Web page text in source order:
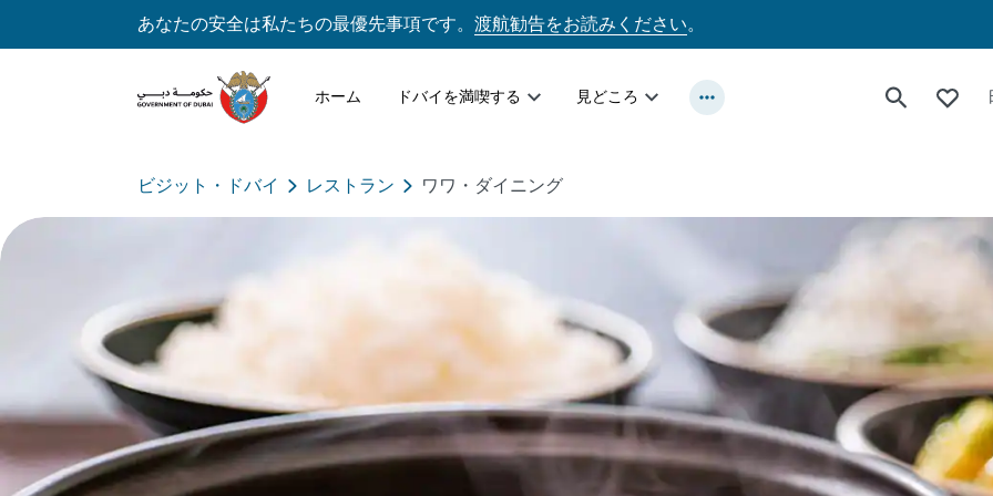
あなたの安全は私たちの最優先事項です。 渡航勧告をお読みください。
ホーム ドバイを満喫する 見どころ
ビジット・ドバイ レストラン ワワ・ダイニング